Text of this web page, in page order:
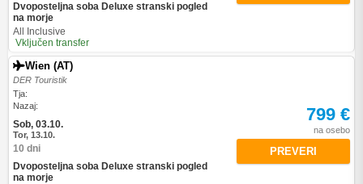
Dvoposteljna soba Deluxe stranski pogled
na morje
All Inclusive
Vključen transfer
Wien (AT)
DER Touristik
Tja:
Nazaj:
Sob, 03.10.
Tor, 13.10.
10 dni
Dvoposteljna soba Deluxe stranski pogled
na morje
799 €
na osebo
PREVERI